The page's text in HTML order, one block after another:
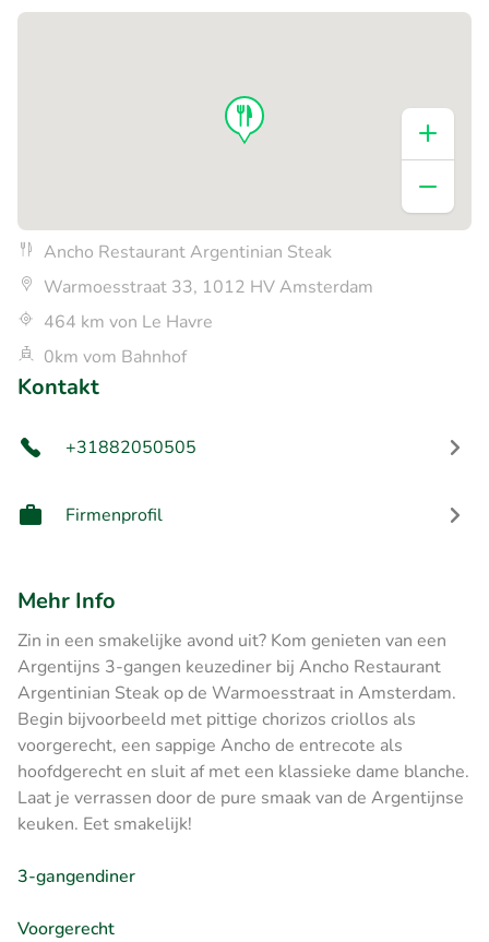
Ancho Restaurant Argentinian Steak
Warmoesstraat 33, 1012 HV Amsterdam
464 km von Le Havre
0km vom Bahnhof
Kontakt
+31882050505
Firmenprofil
Mehr Info
Zin in een smakelijke avond uit? Kom genieten van een
Argentijns 3-gangen keuzediner bij Ancho Restaurant
Argentinian Steak op de Warmoesstraat in Amsterdam.
Begin bijvoorbeeld met pittige chorizos criollos als
voorgerecht, een sappige Ancho de entrecote als
hoofdgerecht en sluit af met een klassieke dame blanche.
Laat je verrassen door de pure smaak van de Argentijnse
keuken. Eet smakelijk!
3-gangendiner
Voorgerecht